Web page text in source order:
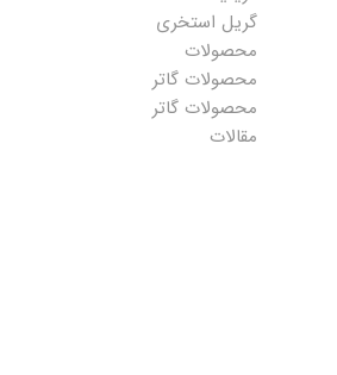
گریل استخری
محصولات
محصولات گاتر
محصولات گاتر
مقالات